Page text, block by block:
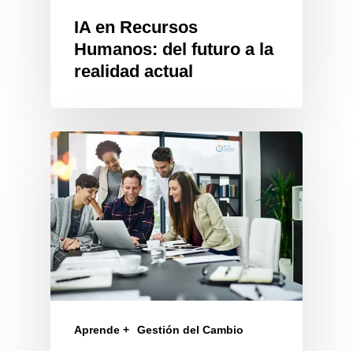
IA en Recursos
Humanos: del futuro a la
realidad actual
Aprende + Gestión del Cambio